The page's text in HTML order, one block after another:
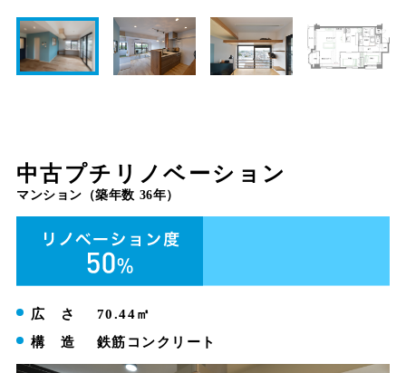
中古プチリノベーション
マンション（築年数 36年）
広 さ
70.44㎡
構 造
鉄筋コンクリート